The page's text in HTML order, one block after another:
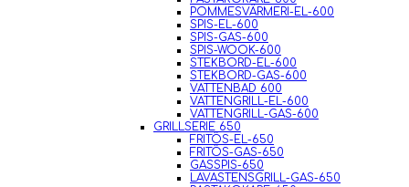
POMMESVÄRMERI-EL-600
SPIS-EL-600
SPIS-GAS-600
SPIS-WOOK-600
STEKBORD-EL-600
STEKBORD-GAS-600
VATTENBAD 600
VATTENGRILL-EL-600
VATTENGRILL-GAS-600
GRILLSERIE 650
FRITÖS-EL-650
FRITÖS-GAS-650
GASSPIS-650
LAVASTENSGRILL-GAS-650